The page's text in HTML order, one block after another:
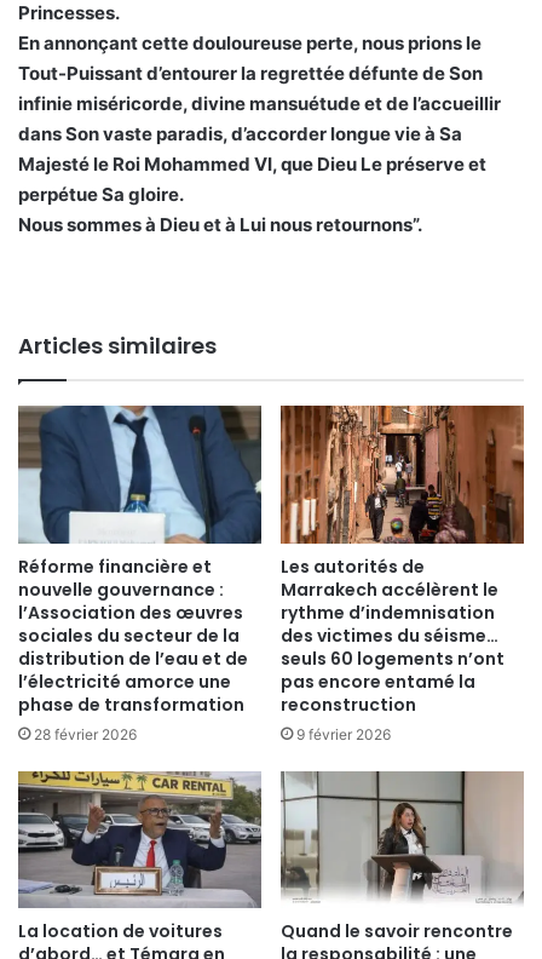
Princesses.
En annonçant cette douloureuse perte, nous prions le
Tout-Puissant d’entourer la regrettée défunte de Son
infinie miséricorde, divine mansuétude et de l’accueillir
dans Son vaste paradis, d’accorder longue vie à Sa
Majesté le Roi Mohammed VI, que Dieu Le préserve et
perpétue Sa gloire.
Nous sommes à Dieu et à Lui nous retournons”.
Articles similaires
Réforme financière et
nouvelle gouvernance :
l’Association des œuvres
sociales du secteur de la
distribution de l’eau et de
l’électricité amorce une
phase de transformation
28 février 2026
Les autorités de
Marrakech accélèrent le
rythme d’indemnisation
des victimes du séisme…
seuls 60 logements n’ont
pas encore entamé la
reconstruction
9 février 2026
La location de voitures
d’abord… et Témara en
Quand le savoir rencontre
la responsabilité : une